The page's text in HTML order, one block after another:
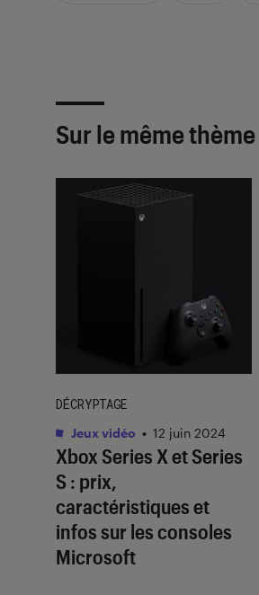
Sur le même thème
Xbox Series X et Series
S : prix,
caractéristiques et
infos sur les consoles
Microsoft
DÉCRYPTAGE
Jeux vidéo • 12 juin 2024